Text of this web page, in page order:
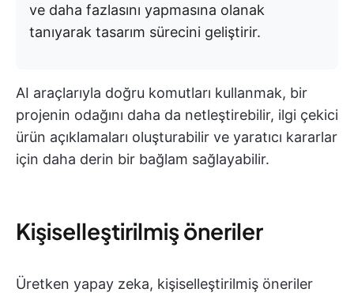
ve daha fazlasını yapmasına olanak
tanıyarak tasarım sürecini geliştirir.
AI araçlarıyla doğru komutları kullanmak, bir
projenin odağını daha da netleştirebilir, ilgi çekici
ürün açıklamaları oluşturabilir ve yaratıcı kararlar
için daha derin bir bağlam sağlayabilir.
Kişiselleştirilmiş öneriler
Üretken yapay zeka, kişiselleştirilmiş öneriler